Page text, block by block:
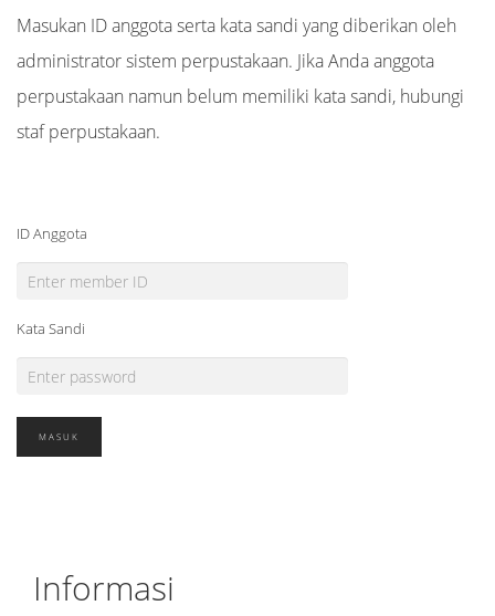
Masukan ID anggota serta kata sandi yang diberikan oleh
administrator sistem perpustakaan. Jika Anda anggota
perpustakaan namun belum memiliki kata sandi, hubungi
staf perpustakaan.
ID Anggota
Kata Sandi
Informasi